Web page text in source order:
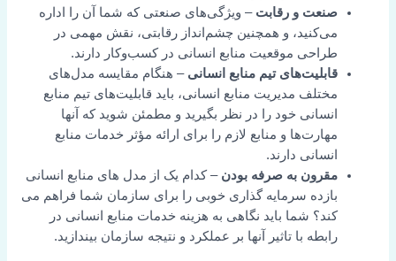
صنعت و رقابت – ویژگی‌های صنعتی که شما آن را اداره
می‌کنید، و همچنین چشم‌انداز رقابتی، نقش مهمی در
طراحی موقعیت منابع انسانی در کسب‌وکار دارند.
قابلیت‌های تیم منابع انسانی – هنگام مقایسه مدل‌های
مختلف مدیریت منابع انسانی، باید قابلیت‌های تیم منابع
انسانی خود را در نظر بگیرید و مطمئن شوید که آنها
مهارت‌ها و منابع لازم را برای ارائه مؤثر خدمات منابع
انسانی دارند.
مقرون به صرفه بودن – کدام یک از مدل های منابع انسانی
بازده سرمایه گذاری خوبی را برای سازمان شما فراهم می
کند؟ شما باید نگاهی به هزینه خدمات منابع انسانی در
رابطه با تاثیر آنها بر عملکرد و نتیجه سازمان بیندازید.